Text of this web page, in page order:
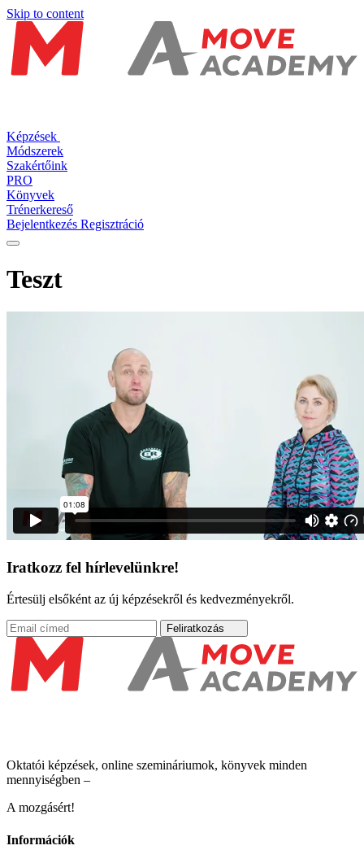
Skip to content
Képzések
Módszerek
Szakértőink
PRO
Könyvek
Trénerkereső
Bejelentkezés Regisztráció
Teszt
Iratkozz fel hírlevelünkre!
Értesülj elsőként az új képzésekről és kedvezményekről.
Feliratkozás
Oktatói képzések, online szemináriumok, könyvek minden
mennyiségben –
A mozgásért!
Információk